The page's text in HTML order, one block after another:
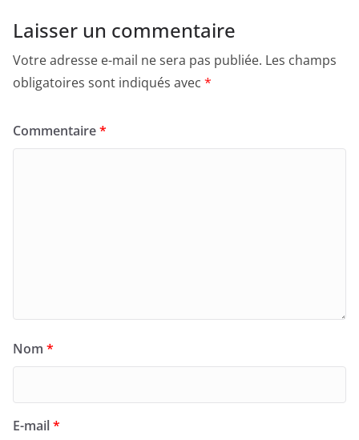
Laisser un commentaire
Votre adresse e-mail ne sera pas publiée. Les champs
obligatoires sont indiqués avec *
Commentaire*
Nom *
E-mail*